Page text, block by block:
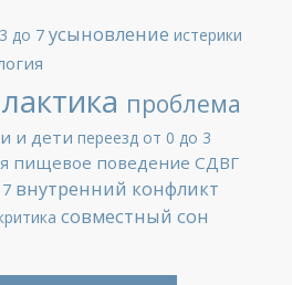
до 7 усыновление истерики
проблема
и дети переезд от 0 до 3
пищевое поведение СДВГ
внутренний конфликт
совместный сон